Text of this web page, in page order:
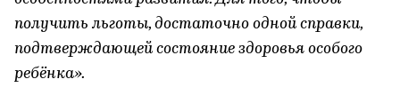
получить льготы, достаточно одной справки,
подтверждающей состояние здоровья особого
ребёнка».